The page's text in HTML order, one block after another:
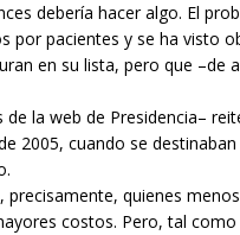
debería hacer algo. El
por pacientes y se ha visto
en su lista, pero que –de
la web de Presidencia–
2005, cuando se
precisamente, quienes
costos. Pero, tal